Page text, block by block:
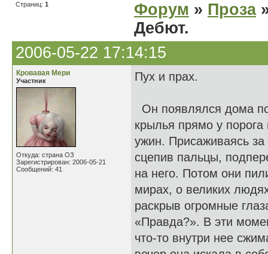
Страниц: 1 Форум » Проза
Дебют.
2006-05-22 17:14:15
Кровавая Мери
Участник
Откуда: страна ОЗ
Зарегистрирован: 2006-05-21
Сообщений: 41
Пух и прах.
Он появлялся дома
крылья прямо у
ужин. Присаживаясь
сцепив пальцы,
на него. Потом они
мирах, о великих
раскрыв огромные
«Правда?». В эти
что-то внутри нее